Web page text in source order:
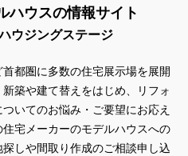
ハウスの情報サイト
ウジングステージ
首都圏に多数の住宅展示場を展開
築や建て替えをはじめ、リフォ
いてのお悩み・ご要望にお応え
宅メーカーのモデルハウスへの
しや間取り作成のご相談申し込